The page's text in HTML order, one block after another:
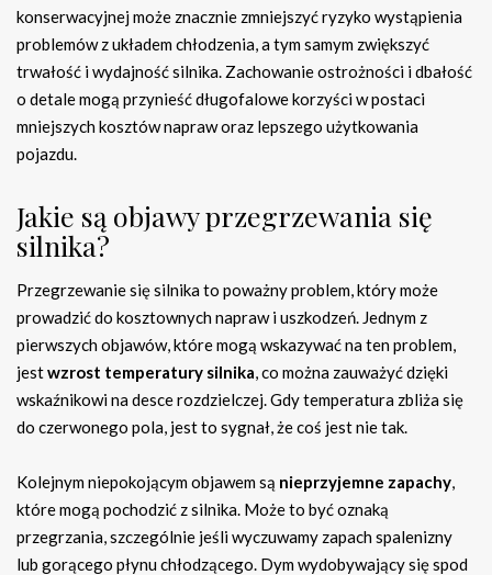
konserwacyjnej może znacznie zmniejszyć ryzyko wystąpienia
problemów z układem chłodzenia, a tym samym zwiększyć
trwałość i wydajność silnika. Zachowanie ostrożności i dbałość
o detale mogą przynieść długofalowe korzyści w postaci
mniejszych kosztów napraw oraz lepszego użytkowania
pojazdu.
Jakie są objawy przegrzewania się
silnika?
Przegrzewanie się silnika to poważny problem, który może
prowadzić do kosztownych napraw i uszkodzeń. Jednym z
pierwszych objawów, które mogą wskazywać na ten problem,
jestwzrost temperatury silnika, co można zauważyć dzięki
wskaźnikowi na desce rozdzielczej. Gdy temperatura zbliża się
do czerwonego pola, jest to sygnał, że coś jest nie tak.
Kolejnym niepokojącym objawem są nieprzyjemne zapachy,
które mogą pochodzić z silnika. Może to być oznaką
przegrzania, szczególnie jeśli wyczuwamy zapach spalenizny
lub gorącego płynu chłodzącego. Dym wydobywający się spod